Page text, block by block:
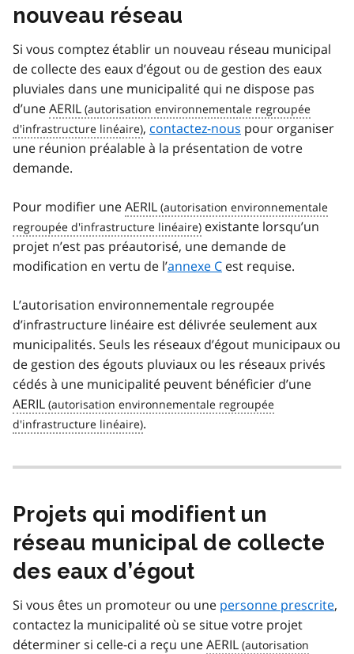
nouveau réseau
Si vous comptez établir un nouveau réseau municipal
de collecte des eaux d’égout ou de gestion des eaux
pluviales dans une municipalité qui ne dispose pas
d’uneAERIL
, contactez-nous pour organiser
une réunion préalable à la présentation de votre
demande.
Pour modifier uneAERIL
existante lorsqu’un
projet n’est pas préautorisé, une demande de
modification en vertu de l’annexe C est requise.
L’autorisation environnementale regroupée
d’infrastructure linéaire est délivrée seulement aux
municipalités. Seuls les réseaux d’égout municipaux ou
de gestion des égouts pluviaux ou les réseaux privés
cédés à une municipalité peuvent bénéficier d’une
AERIL
.
Projets qui modifient un
réseau municipal de collecte
des eaux d’égout
Si vous êtes un promoteur ou une personne prescrite,
contactez la municipalité où se situe votre projet
déterminer si celle-ci a reçu uneAERIL